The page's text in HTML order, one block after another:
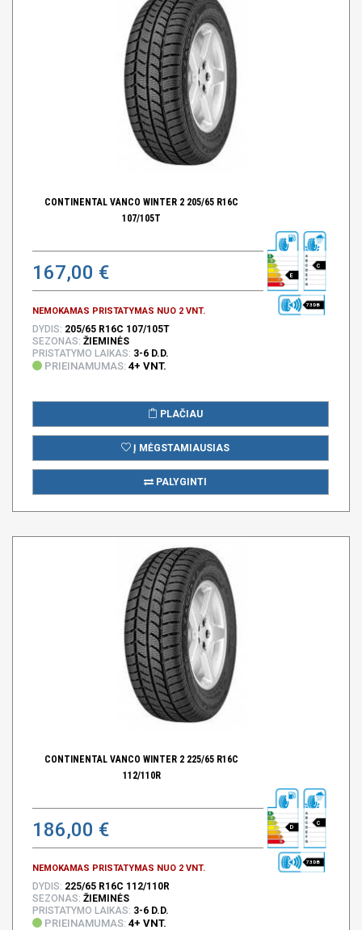
CONTINENTAL VANCO WINTER 2 205/65 R16C
107/105T
167,00 €
NEMOKAMAS PRISTATYMAS NUO 2 VNT.
E
C
73 DB
DYDIS: 205/65 R16C 107/105T
SEZONAS: ŽIEMINĖS
PRISTATYMO LAIKAS: 3-6 D.D.
PRIEINAMUMAS: 4+ VNT.
PLAČIAU
Į MĖGSTAMIAUSIAS
PALYGINTI
CONTINENTAL VANCO WINTER 2 225/65 R16C
112/110R
186,00 €
NEMOKAMAS PRISTATYMAS NUO 2 VNT.
D
C
73 DB
DYDIS: 225/65 R16C 112/110R
SEZONAS: ŽIEMINĖS
PRISTATYMO LAIKAS: 3-6 D.D.
PRIEINAMUMAS: 4+ VNT.